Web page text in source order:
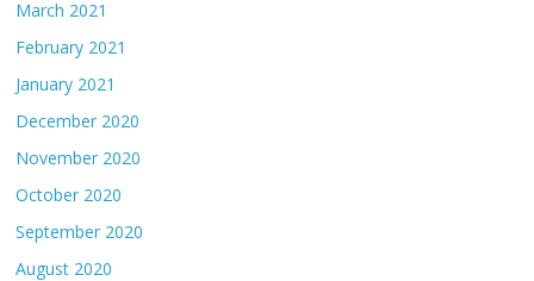
March 2021
February 2021
January 2021
December 2020
November 2020
October 2020
September 2020
August 2020